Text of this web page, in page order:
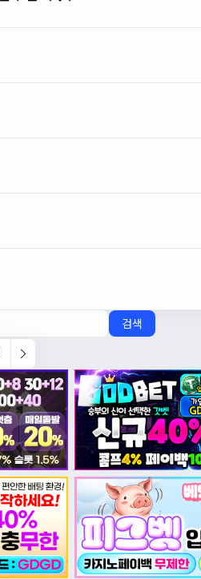
검색